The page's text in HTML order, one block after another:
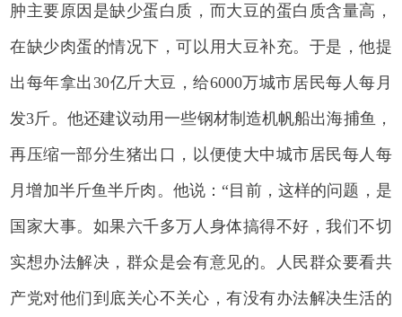
肿主要原因是缺少蛋白质，而大豆的蛋白质含量高，
在缺少肉蛋的情况下，可以用大豆补充。于是，他提
出每年拿出30亿斤大豆，给6000万城市居民每人每月
发3斤。他还建议动用一些钢材制造机帆船出海捕鱼，
再压缩一部分生猪出口，以便使大中城市居民每人每
月增加半斤鱼半斤肉。他说：“目前，这样的问题，是
国家大事。如果六千多万人身体搞得不好，我们不切
实想办法解决，群众是会有意见的。人民群众要看共
产党对他们到底关心不关心，有没有办法解决生活的